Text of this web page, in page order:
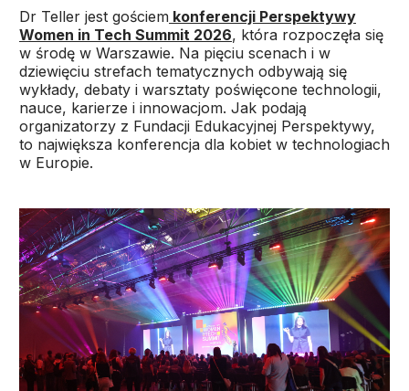
Dr Teller jest gościem konferencji Perspektywy
Women in Tech Summit 2026, która rozpoczęła się
w środę w Warszawie. Na pięciu scenach i w
dziewięciu strefach tematycznych odbywają się
wykłady, debaty i warsztaty poświęcone technologii,
nauce, karierze i innowacjom. Jak podają
organizatorzy z Fundacji Edukacyjnej Perspektywy,
to największa konferencja dla kobiet w technologiach
w Europie.